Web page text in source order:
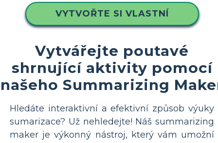
VYTVOŘTE SI VLASTNÍ
Vytvářejte poutavé
shrnující aktivity pomocí
našeho Summarizing
Hledáte interaktivní a efektivní způsob výuky
sumarizace? Už nehledejte! Náš summarizing
maker je výkonný nástroj, který vám umožní